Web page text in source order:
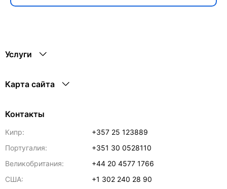
Услуги
Карта сайта
Контакты
Кипр:
+357 25 123889
Португалия:
+351 30 0528110
Великобритания:
+44 20 4577 1766
США:
+1 302 240 28 90